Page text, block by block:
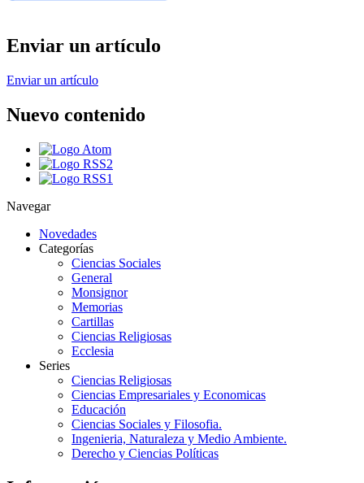
Enviar un artículo
Enviar un artículo
Nuevo contenido
Navegar
Novedades
Categorías
Ciencias Sociales
General
Monsignor
Memorias
Cartillas
Ciencias Religiosas
Ecclesia
Series
Ciencias Religiosas
Ciencias Empresariales y Economicas
Educación
Ciencias Sociales y Filosofia.
Ingenieria, Naturaleza y Medio Ambiente.
Derecho y Ciencias Políticas